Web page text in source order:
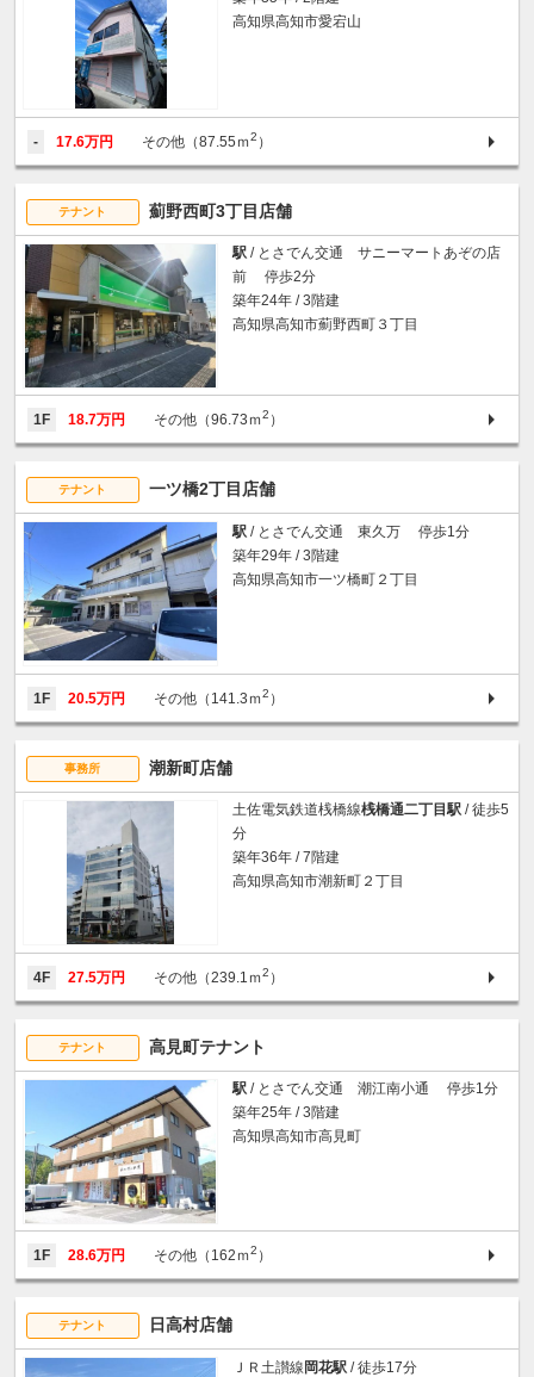
高知県高知市愛宕山
- 17.6万円 その他（87.55ｍ2 ）
テナント 薊野西町3丁目店舗
駅 / とさでん交通 サニーマートあぞの店
前 停歩2分
築年24年 / 3階建
高知県高知市薊野西町３丁目
1F 18.7万円 その他（96.73ｍ2 ）
テナント 一ツ橋2丁目店舗
駅 / とさでん交通 東久万 停歩1分
築年29年 / 3階建
高知県高知市一ツ橋町２丁目
1F 20.5万円 その他（141.3ｍ2 ）
事務所 潮新町店舗
土佐電気鉄道桟橋線桟橋通二丁目駅 / 徒歩5
分
築年36年 / 7階建
高知県高知市潮新町２丁目
4F 27.5万円 その他（239.1ｍ2 ）
テナント 高見町テナント
駅 / とさでん交通 潮江南小通 停歩1分
築年25年 / 3階建
高知県高知市高見町
1F 28.6万円 その他（162ｍ2 ）
テナント 日高村店舗
ＪＲ土讃線岡花駅 / 徒歩17分